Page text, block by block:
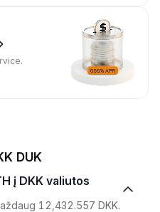
DUK
12,432.557 DKK.